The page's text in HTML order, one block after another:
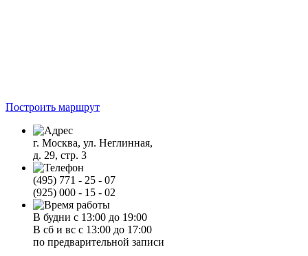
Построить маршрут
г. Москва, ул. Неглинная,
д. 29, стр. 3
(495) 771 - 25 - 07
(925) 000 - 15 - 02
В будни с 13:00 до 19:00
В сб и вс с 13:00 до 17:00
по предварительной записи